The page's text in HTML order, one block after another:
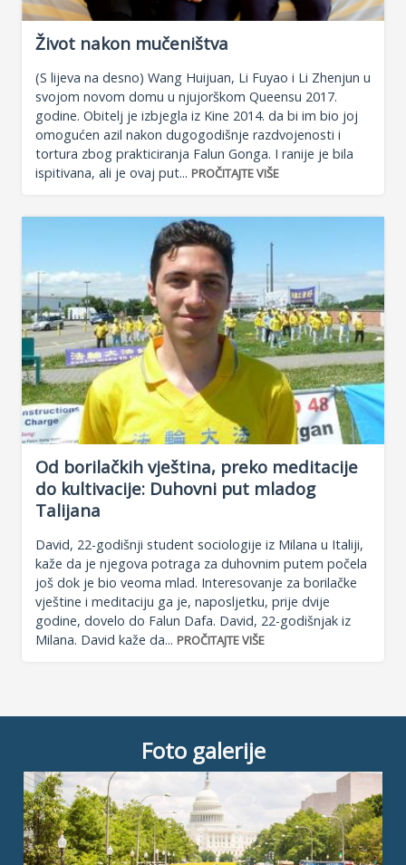
Život nakon mučeništva
(S lijeva na desno) Wang Huijuan, Li Fuyao i Li Zhenjun u
svojom novom domu u njujorškom Queensu 2017.
godine. Obitelj je izbjegla iz Kine 2014. da bi im bio joj
omogućen azil nakon dugogodišnje razdvojenosti i
tortura zbog prakticiranja Falun Gonga. I ranije je bila
ispitivana, ali je ovaj put... PROČITAJTE VIŠE
Od borilačkih vještina, preko meditacije
do kultivacije: Duhovni put mladog
Talijana
David, 22-godišnji student sociologije iz Milana u Italiji,
kaže da je njegova potraga za duhovnim putem počela
još dok je bio veoma mlad. Interesovanje za borilačke
vještine i meditaciju ga je, naposljetku, prije dvije
godine, dovelo do Falun Dafa. David, 22-godišnjak iz
Milana. David kaže da... PROČITAJTE VIŠE
Foto galerije